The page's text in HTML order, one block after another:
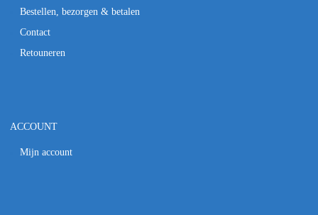
Bestellen, bezorgen & betalen
Contact
Retouneren
ACCOUNT
Mijn account